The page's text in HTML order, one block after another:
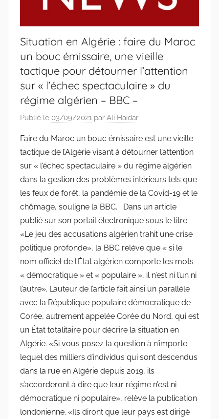
Situation en Algérie : faire du Maroc
un bouc émissaire, une vieille
tactique pour détourner l’attention
sur « l’échec spectaculaire » du
régime algérien – BBC –
Publié le 03/09/2021 par Ali Haidar
Faire du Maroc un bouc émissaire est une vieille
tactique de l’Algérie visant à détourner l’attention
sur « l’échec spectaculaire » du régime algérien
dans la gestion des problèmes intérieurs tels que
les feux de forêt, la pandémie de la Covid-19 et le
chômage, souligne la BBC. Dans un article
publié sur son portail électronique sous le titre
«Le jeu des accusations algérien trahit une crise
politique profonde», la BBC relève que « si le
nom officiel de l’État algérien comporte les mots
« démocratique » et « populaire », il n’est ni l’un ni
l’autre». L’auteur de l’article fait ainsi un parallèle
avec la République populaire démocratique de
Corée, autrement appelée Corée du Nord, qui est
un État totalitaire pour décrire la situation en
Algérie. «Si vous posez la question à n’importe
lequel des milliers d’individus qui sont descendus
dans la rue en Algérie depuis 2019, ils
s’accorderont à dire que leur régime n’est ni
démocratique ni populaire», relève la publication
londonienne. «Ils diront que leur pays est dirigé